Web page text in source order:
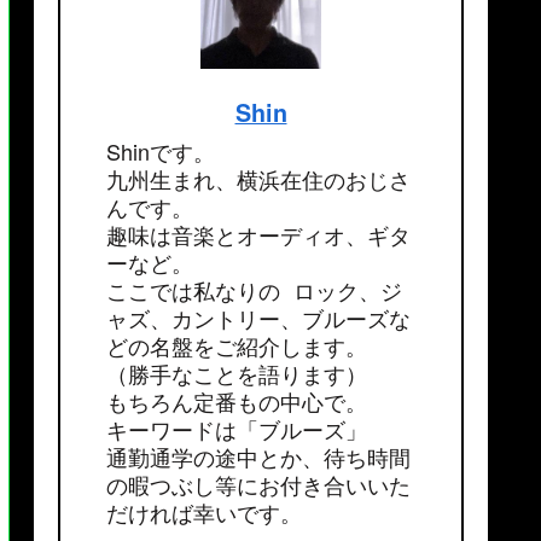
Shin
Shinです。
九州生まれ、横浜在住のおじさ
んです。
趣味は音楽とオーディオ、ギタ
ーなど。
ここでは私なりの ロック、ジ
ャズ、カントリー、ブルーズな
どの名盤をご紹介します。
（勝手なことを語ります）
もちろん定番もの中心で。
キーワードは「ブルーズ」
通勤通学の途中とか、待ち時間
の暇つぶし等にお付き合いいた
だければ幸いです。